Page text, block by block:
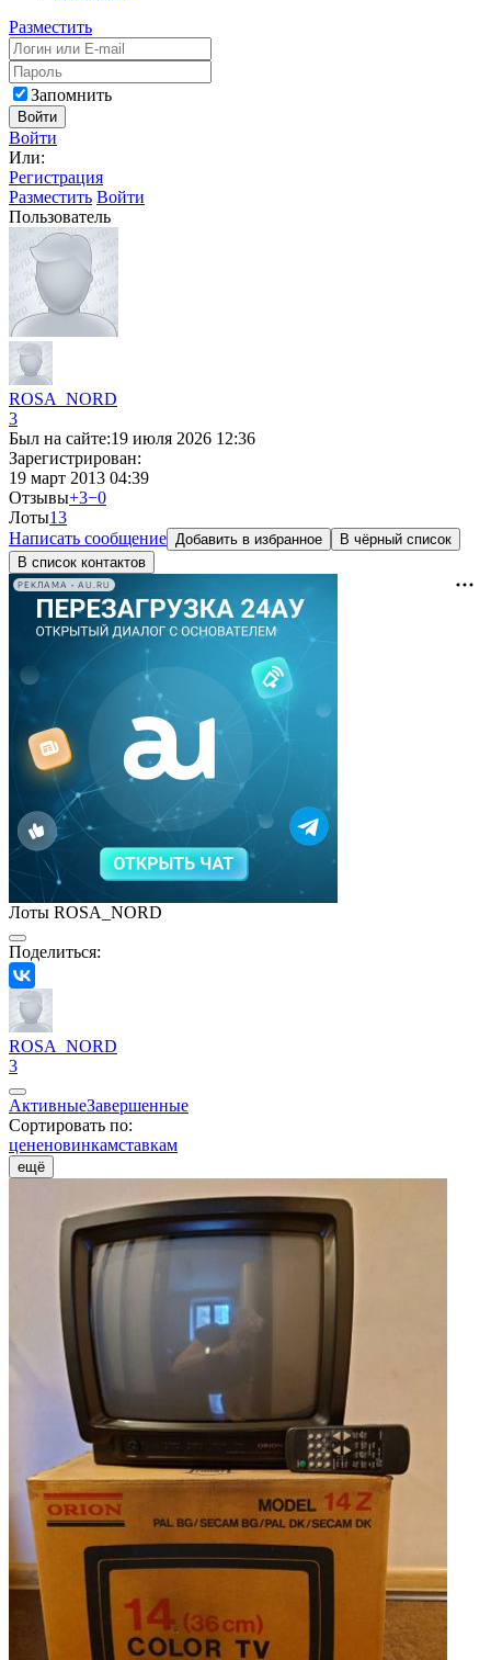
Разместить
Запомнить
Войти
Войти
Или:
Регистрация
Разместить Войти
Пользователь
ROSA_NORD
3
Был на сайте:19 июля 2026 12:36
Зарегистрирован:
19 март 2013 04:39
Отзывы+3−0
Лоты13
Написать сообщение Добавить в избранное
В чёрный список
В список контактов
РЕКЛАМА • AU.RU
Лоты ROSA_NORD
Поделиться:
ROSA_NORD
3
АктивныеЗавершенные
Сортировать по:
цененовинкамставкам
ещё